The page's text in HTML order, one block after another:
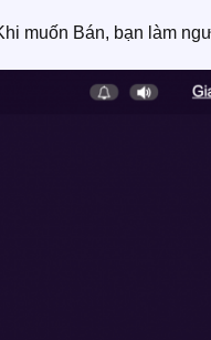
muốn Bán, bạn làm